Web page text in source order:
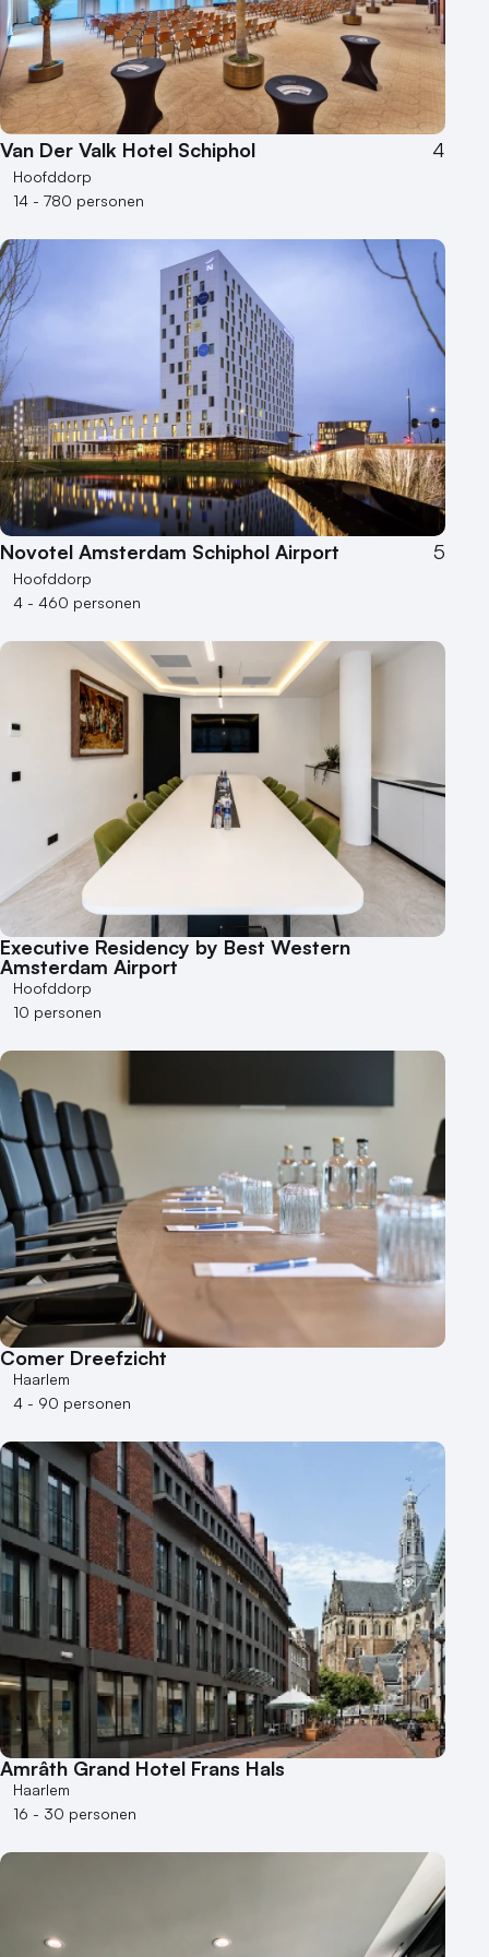
Museum
Theater
Varende locatie
Van Der Valk Hotel Schiphol 4
Hoofddorp
14 - 780 personen
Novotel Amsterdam Schiphol Airport 5
Hoofddorp
4 - 460 personen
Executive Residency by Best Western
Amsterdam Airport
Hoofddorp
10 personen
Comer Dreefzicht
Haarlem
4 - 90 personen
Amrâth Grand Hotel Frans Hals
Haarlem
16 - 30 personen